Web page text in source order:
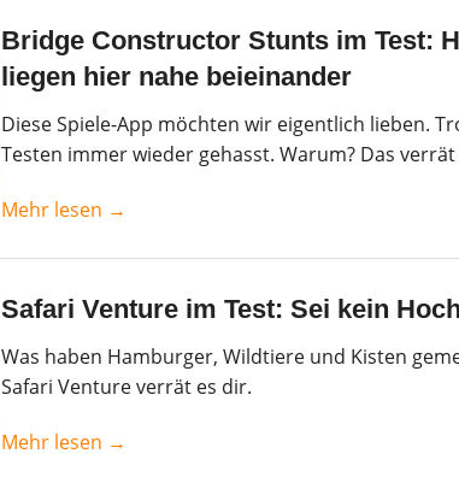
Bridge Constructor Stunts im Test:
liegen hier nahe beieinander
Diese Spiele-App möchten wir eigentlich lieben.
Testen immer wieder gehasst. Warum? Das
Mehr lesen →
Safari Venture im Test: Sei kein
Was haben Hamburger, Wildtiere und Kisten
Safari Venture verrät es dir.
Mehr lesen →